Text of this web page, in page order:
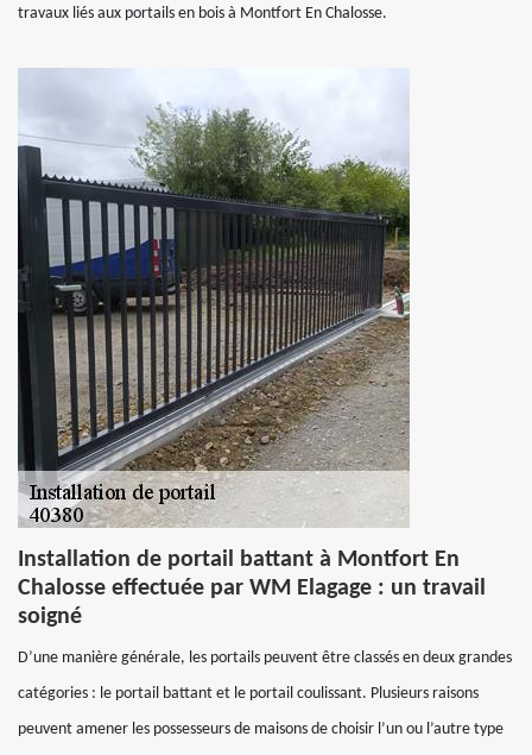
travaux liés aux portails en bois à Montfort En Chalosse.
Installation de portail battant à Montfort En
Chalosse effectuée par WM Elagage : un travail
soigné
D’une manière générale, les portails peuvent être classés en deux grandes
catégories : le portail battant et le portail coulissant. Plusieurs raisons
peuvent amener les possesseurs de maisons de choisir l’un ou l’autre type